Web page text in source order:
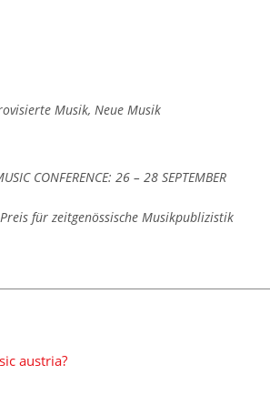
Musik,Neue Musik
CONFERENCE: 26 – 28 SEPTEMBER
für zeitgenössische Musikpublizistik
austria?